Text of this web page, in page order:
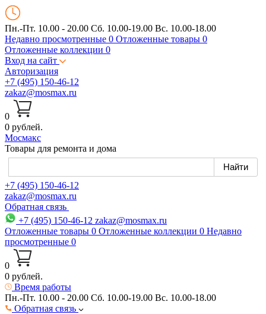
Пн.-Пт. 10.00 - 20.00 Сб. 10.00-19.00 Вс. 10.00-18.00
Недавно просмотренные 0 Отложенные товары 0
Отложенные коллекции 0
Вход на сайт
Авторизация
+7 (495) 150-46-12
zakaz@mosmax.ru
0
0 рублей.
Мосмакс
Товары для ремонта и дома
+7 (495) 150-46-12
zakaz@mosmax.ru
Обратная связь
+7 (495) 150-46-12 zakaz@mosmax.ru
Отложенные товары 0 Отложенные коллекции 0 Недавно
просмотренные 0
0
0 рублей.
Время работы
Пн.-Пт. 10.00 - 20.00 Сб. 10.00-19.00 Вс. 10.00-18.00
Обратная связь